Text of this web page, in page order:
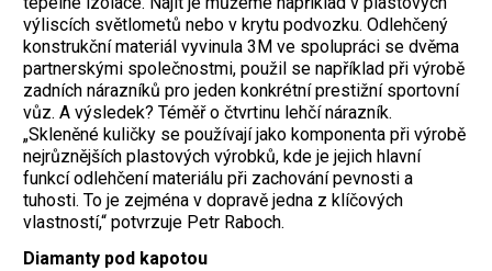
výliscích světlometů nebo v krytu podvozku. Odlehčený
konstrukční materiál vyvinula 3M ve spolupráci se dvěma
partnerskými společnostmi, použil se například při výrobě
zadních nárazníků pro jeden konkrétní prestižní sportovní
vůz. A výsledek? Téměř o čtvrtinu lehčí nárazník.
„Skleněné kuličky se používají jako komponenta při výrobě
nejrůznějších plastových výrobků, kde je jejich hlavní
funkcí odlehčení materiálu při zachování pevnosti a
tuhosti. To je zejména v dopravě jedna z klíčových
vlastností,“ potvrzuje Petr Raboch.
Diamanty pod kapotou